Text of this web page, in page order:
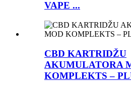
VAPE ...
CBD KARTRIDŽU
AKUMULATORA
KOMPLEKTS –